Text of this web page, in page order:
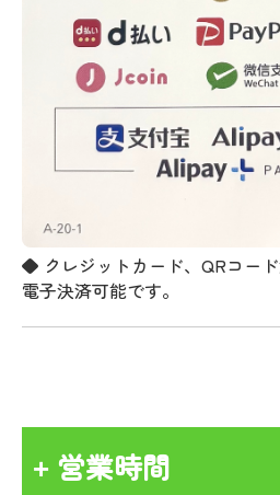
◆ クレジットカード、QRコー
電子決済可能です。
+ 営業時間